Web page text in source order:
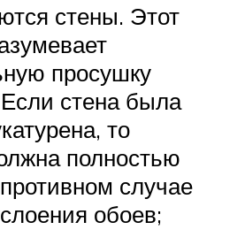
стены. Этот
просушку
стена была
то
полностью
случае
обоев;